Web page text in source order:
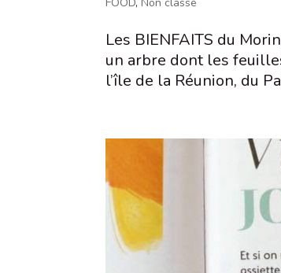
FOOD,Non classé
Les BIENFAITS du
un arbre dont les
l’île de la Réunion, du